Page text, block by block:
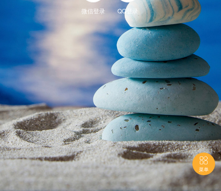
微信登录 QQ登录

菜单